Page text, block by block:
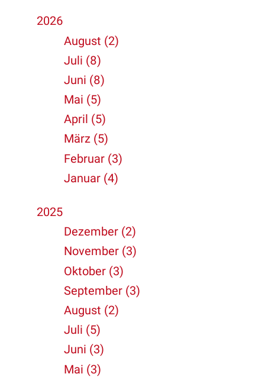
2026
August (2)
Juli (8)
Juni (8)
Mai (5)
April (5)
März (5)
Februar (3)
Januar (4)
2025
Dezember (2)
November (3)
Oktober (3)
September (3)
August (2)
Juli (5)
Juni (3)
Mai (3)